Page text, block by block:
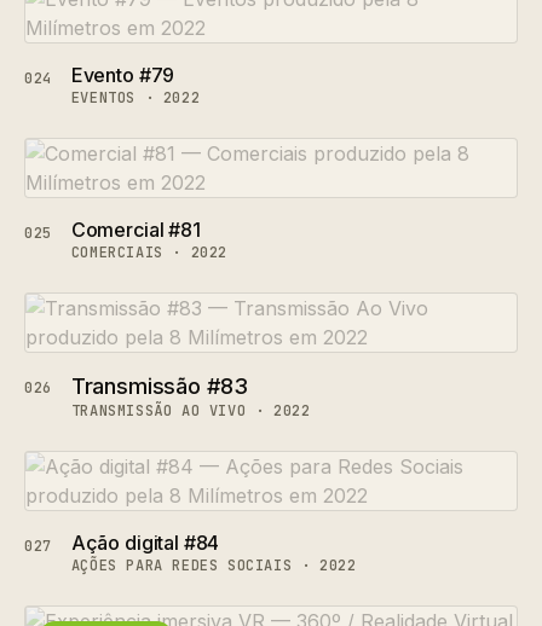
024 Evento #79
EVENTOS · 2022
025 Comercial #81
COMERCIAIS · 2022
026 Transmissão #83
TRANSMISSÃO AO VIVO · 2022
027 Ação digital #84
AÇÕES PARA REDES SOCIAIS · 2022